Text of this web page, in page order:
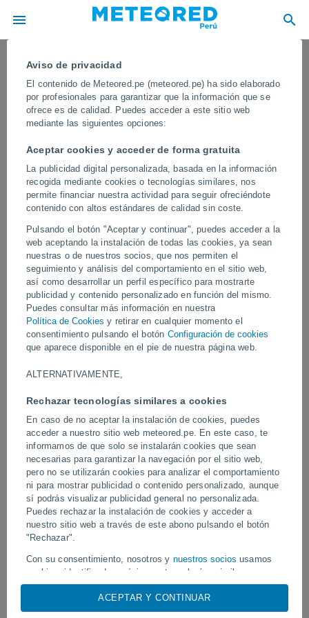
Aviso de privacidad
El contenido de Meteored.pe (meteored.pe) ha sido elaborado
por profesionales para garantizar que la información que se
ofrece es de calidad. Puedes acceder a este sitio web
mediante las siguientes opciones:
Aceptar cookies y acceder de forma gratuita
La publicidad digital personalizada, basada en la información
recogida mediante cookies o tecnologías similares, nos
permite financiar nuestra actividad para seguir ofreciéndote
contenido con altos estándares de calidad sin coste.
Pulsando el botón "Aceptar y continuar", puedes acceder a la
web aceptando la instalación de todas las cookies, ya sean
nuestras o de nuestros socios, que nos permiten el
seguimiento y análisis del comportamiento en el sitio web,
así como desarrollar un perfil específico para mostrarte
publicidad y contenido personalizado en función del mismo.
Puedes consultar más información en nuestra
Política de Cookies y retirar en cualquier momento el
consentimiento pulsando el botón Configuración de cookies
que aparece disponible en el pie de nuestra página web.
ALTERNATIVAMENTE,
Rechazar tecnologías similares a cookies
En caso de no aceptar la instalación de cookies, puedes
acceder a nuestro sitio web meteored.pe. En este caso, te
informamos de que solo se instalarán cookies que sean
necesarias para garantizar la navegación por el sitio web,
pero no se utilizarán cookies para analizar el comportamiento
ni para mostrar publicidad o contenido personalizado, aunque
sí podrás visualizar publicidad general no personalizada.
Puedes rechazar la instalación de cookies y acceder a
nuestro sitio web a través de este abono pulsando el botón
"Rechazar".
Con su consentimiento, nosotros y nuestros socios usamos
cookies, identificadores únicos o tecnologías similares para
almacenar, acceder y procesar datos personales como su
visita en este sitio web, las direcciones IP y los
identificadores de cookies. Es posible que algunos
ACEPTAR Y CONTINUAR
¡Una gran granizada causa daños muy
importantes en Florentino Ameghino,
Argentina! La tormenta ha dejado a su
paso fuertes lluvias y vientos intensos
en la zona
En las últimas horas se han formado tormentas muy organizadas
en la provincia de Buenos Aires, que han dejado daños materiales
importantes en algunas poblaciones.
Vídeos
Hoy
Tornados y lluvias torrenciales en
Pelotas, Brasil.
Un rayo impactó en un
fútbol en Narathiwat,